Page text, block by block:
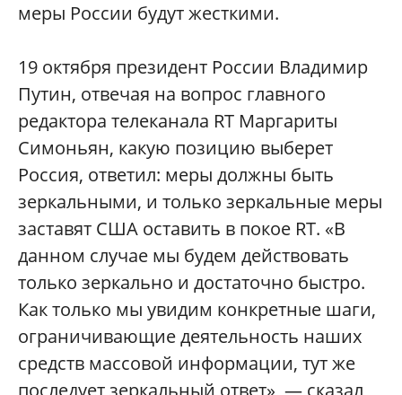
меры России будут жесткими.
19 октября президент России Владимир
Путин, отвечая на вопрос главного
редактора телеканала RT Маргариты
Симоньян, какую позицию выберет
Россия, ответил: меры должны быть
зеркальными, и только зеркальные меры
заставят США оставить в покое RT. «В
данном случае мы будем действовать
только зеркально и достаточно быстро.
Как только мы увидим конкретные шаги,
ограничивающие деятельность наших
средств массовой информации, тут же